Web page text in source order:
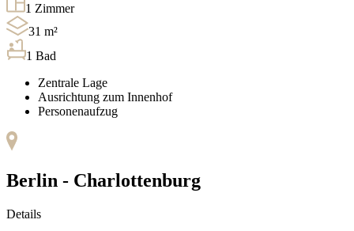
1 Zimmer
31 m²
1 Bad
Zentrale Lage
Ausrichtung zum Innenhof
Personenaufzug
Berlin - Charlottenburg
Details